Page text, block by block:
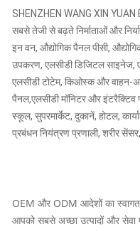
SHENZHEN WANG XIN
सबसे तेजी से बढ़ते निर्माताओं और
इन वन, औद्योगिक पैनल पीसी,
उपकरण, एलसीडी डिजिटल साइनेज,
एलसीडी टोटेम, किओस्क और वाहन-
पैनल,एलसीडी मॉनिटर और इंटरैक्टिव
स्कूल, सुपरमार्केट, दुकानें, होटल,
प्रबंधन नियंत्रण प्रणाली, शरीर
OEM और ODM आदेशों का स्वागत
आपको सबसे अच्छा उत्पादों और